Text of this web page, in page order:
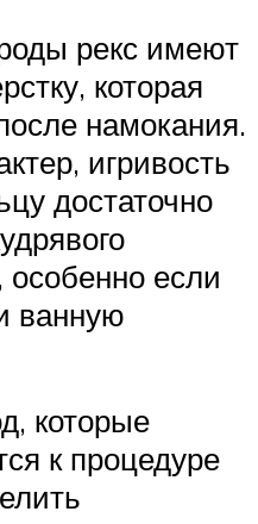
рекс имеют
которая
намокания.
игривость
достаточно
если
ванную
которые
к процедуре